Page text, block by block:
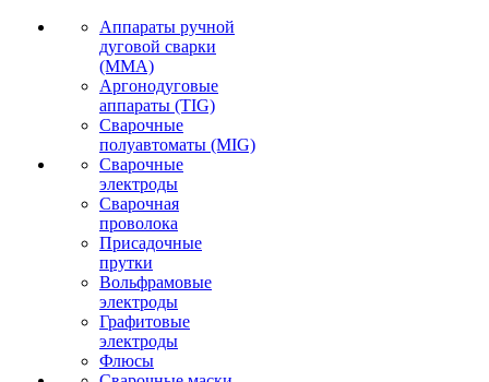
Аппараты ручной
дуговой сварки
(MMA)
Аргонодуговые
аппараты (TIG)
Сварочные
полуавтоматы (MIG)
Сварочные
электроды
Сварочная
проволока
Присадочные
прутки
Вольфрамовые
электроды
Графитовые
электроды
Флюсы